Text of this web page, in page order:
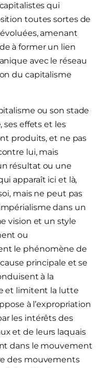
qui
toutes sortes de
amenant
à former un lien
avec le réseau
du capitalisme
ou son stade
ses effets et les
produits, et ne pas
lui, mais
résultat ou une
apparaît ici et là,
mais ne peut pas
dans un
vision et un style
ou
le phénomène de
principale et se
à la
et limitent la lutte
à l’expropriation
les intérêts des
et de leurs laquais
dans le mouvement
des mouvements